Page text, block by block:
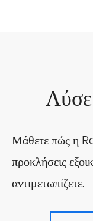
Μάθετε πώς η
προκλήσεις
αντιμετωπίζετε.